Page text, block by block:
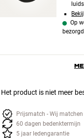
Op
Het product is niet meer
Prijsmatch - Wij
60 dagen bedenktermijn
5 jaar ledengarantie